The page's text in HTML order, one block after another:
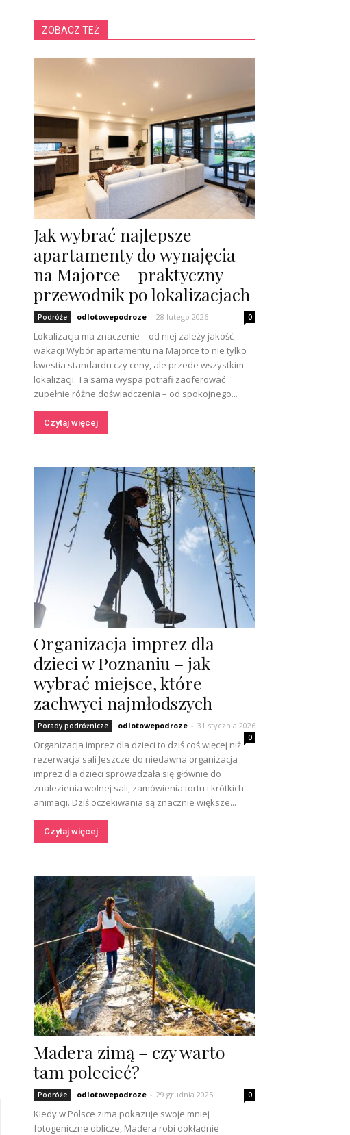
ZOBACZ TEŻ
Jak wybrać najlepsze
apartamenty do wynajęcia
na Majorce – praktyczny
przewodnik po lokalizacjach
Podróże odlotowepodroze - 28 lutego 2026 0
Lokalizacja ma znaczenie – od niej zależy jakość
wakacji Wybór apartamentu na Majorce to nie tylko
kwestia standardu czy ceny, ale przede wszystkim
lokalizacji. Ta sama wyspa potrafi zaoferować
zupełnie różne doświadczenia – od spokojnego...
Czytaj więcej
Organizacja imprez dla
dzieci w Poznaniu – jak
wybrać miejsce, które
zachwyci najmłodszych
Porady podróżnicze odlotowepodroze - 31 stycznia 2026
0
Organizacja imprez dla dzieci to dziś coś więcej niż
rezerwacja sali Jeszcze do niedawna organizacja
imprez dla dzieci sprowadzała się głównie do
znalezienia wolnej sali, zamówienia tortu i krótkich
animacji. Dziś oczekiwania są znacznie większe...
Czytaj więcej
Madera zimą – czy warto
tam polecieć?
Podróże odlotowepodroze - 29 grudnia 2025 0
Kiedy w Polsce zima pokazuje swoje mniej
fotogeniczne oblicze, Madera robi dokładnie